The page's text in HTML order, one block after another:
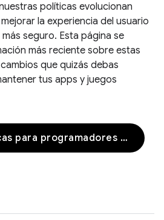
políticas evolucionan
la experiencia del usuario
seguro. Esta página se
más reciente sobre estas
que quizás debas
tus apps y juegos
Centro de políticas para programadores de Google Play